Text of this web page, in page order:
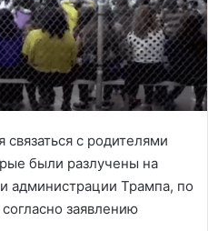
с родителями
были разлучены на
администрации Трампа, по
заявлению